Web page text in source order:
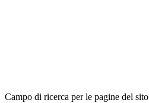
Campo di ricerca per le pagine del sito